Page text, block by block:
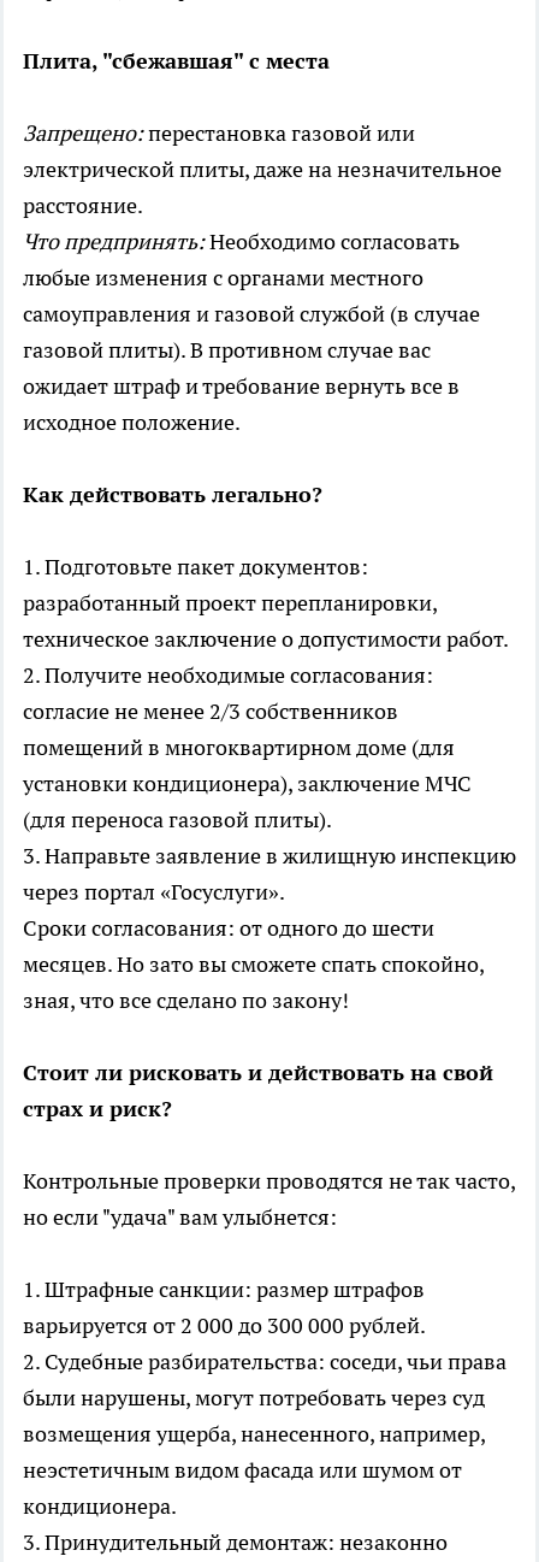
Плита, "сбежавшая" с места
Запрещено:перестановка газовой или
электрической плиты, даже на незначительное
расстояние.
Что предпринять:Необходимо согласовать
любые изменения с органами местного
самоуправления и газовой службой (в случае
газовой плиты). В противном случае вас
ожидает штраф и требование вернуть все в
исходное положение.
Как действовать легально?
1. Подготовьте пакет документов:
разработанный проект перепланировки,
техническое заключение о допустимости работ.
2. Получите необходимые согласования:
согласие не менее 2/3 собственников
помещений в многоквартирном доме (для
установки кондиционера), заключение МЧС
(для переноса газовой плиты).
3. Направьте заявление в жилищную инспекцию
через портал «Госуслуги».
Сроки согласования: от одного до шести
месяцев. Но зато вы сможете спать спокойно,
зная, что все сделано по закону!
Стоит ли рисковать и действовать на свой
страх и риск?
Контрольные проверки проводятся не так часто,
но если "удача" вам улыбнется:
1. Штрафные санкции: размер штрафов
варьируется от 2 000 до 300 000 рублей.
2. Судебные разбирательства: соседи, чьи права
были нарушены, могут потребовать через суд
возмещения ущерба, нанесенного, например,
неэстетичным видом фасада или шумом от
кондиционера.
3. Принудительный демонтаж: незаконно